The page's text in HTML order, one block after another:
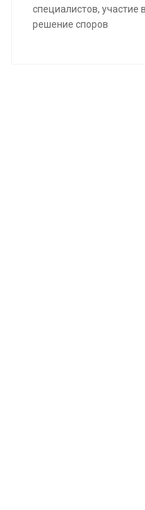
специалистов, участие
решение споров